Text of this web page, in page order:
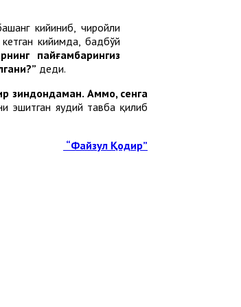
кийиниб, чиройли
кийимда, бадбўй
пайғамбарингиз
?” деди.
зиндондаман. Аммо, сенга
эшитган яҳудий тавба қилиб
“Файзул Қодир”